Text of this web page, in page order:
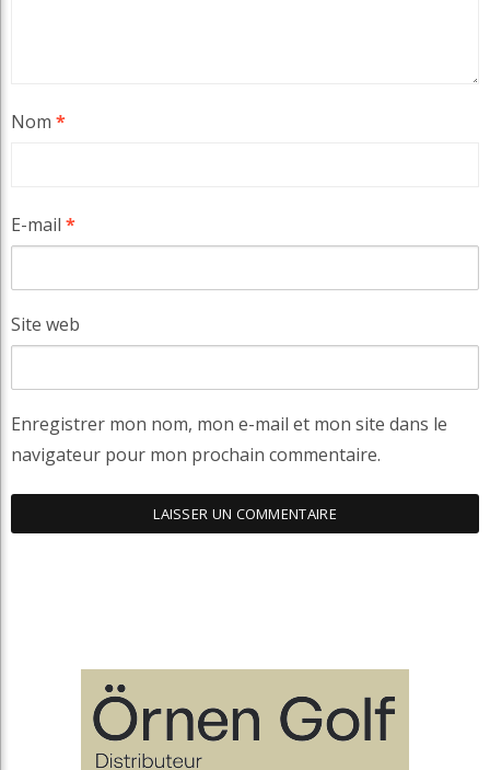
Nom *
E-mail *
Site web
Enregistrer mon nom, mon e-mail et mon site dans le
navigateur pour mon prochain commentaire.